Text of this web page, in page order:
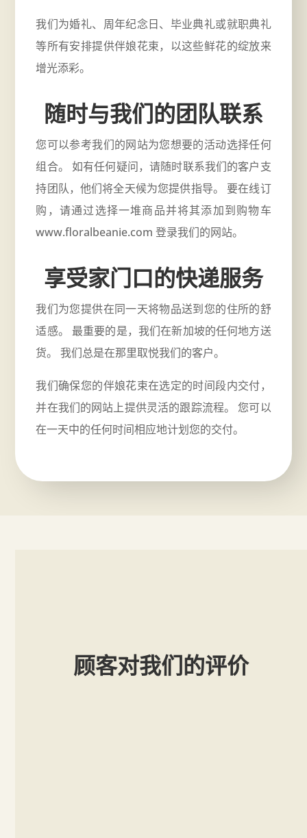
我们为婚礼、周年纪念日、毕业典礼或就职典礼
等所有安排提供伴娘花束，以这些鲜花的绽放来
增光添彩。
随时与我们的团队联系
您可以参考我们的网站为您想要的活动选择任何
组合。 如有任何疑问，请随时联系我们的客户支
持团队，他们将全天候为您提供指导。 要在线订
购，请通过选择一堆商品并将其添加到购物车
www.floralbeanie.com 登录我们的网站。
享受家门口的快递服务
我们为您提供在同一天将物品送到您的住所的舒
适感。 最重要的是，我们在新加坡的任何地方送
货。 我们总是在那里取悦我们的客户。
我们确保您的伴娘花束在选定的时间段内交付，
并在我们的网站上提供灵活的跟踪流程。 您可以
在一天中的任何时间相应地计划您的交付。
顾客对我们的评价